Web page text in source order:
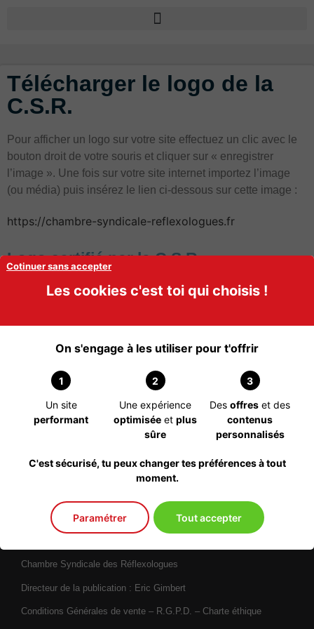
Télécharger le logo de la
C.S.R.
Pour afficher un logo sur votre site effectuez un clic avec le
bouton droit de votre souris et cliquer sur « enregistrer
l’image ». Une fois sur votre site internet importez l’image
(ou média) puis insérez le lien ci-dessous sur cette image :
https://chambre-syndicale-reflexologues.fr
Logo certifié par la C.S.R.
N’oubliez pas de faire un lien pointant vers le site de la
voir les conditions générales d’acceptation
situe le logo.
Logo simple :
Copyright 2022 | C.S.R
Chambre Syndicale des Réflexologues
Directeur de la publication : Eric Gimbert
Conditions Générales de vente – R.G.P.D. – Charte éthique
Cotinuer sans accepter
Les cookies c'est toi qui choisis !
On s'engage à les utiliser pour t'offrir
1
Un site
performant
2
Une expérience
optimisée etplus
sûre
3
Desoffres et des
contenus
personnalisés
C'est sécurisé, tu peux changer tes préférences à tout
moment.
Paramétrer Tout accepter